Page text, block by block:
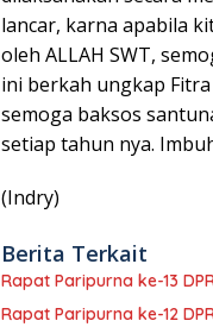
lancar, karna apabila
oleh ALLAH SWT,
ini berkah ungkap Fitra
semoga baksos
setiap tahun nya.
(Indry)
Berita Terkait
Rapat Paripurna ke-13
Rapat Paripurna ke-12